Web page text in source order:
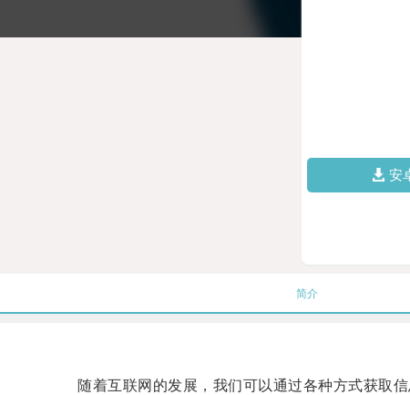
安
简介
随着互联网的发展，我们可以通过各种方式获取信